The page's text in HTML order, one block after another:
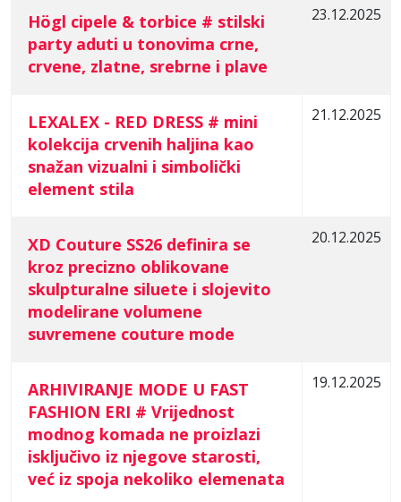
Högl cipele & torbice # stilski
party aduti u tonovima crne,
crvene, zlatne, srebrne i plave
23.12.2025
LEXALEX - RED DRESS # mini
kolekcija crvenih haljina kao
snažan vizualni i simbolički
element stila
21.12.2025
XD Couture SS26 definira se
kroz precizno oblikovane
skulpturalne siluete i slojevito
modelirane volumene
suvremene couture mode
20.12.2025
ARHIVIRANJE MODE U FAST
FASHION ERI # Vrijednost
modnog komada ne proizlazi
isključivo iz njegove starosti,
već iz spoja nekoliko elemenata
19.12.2025